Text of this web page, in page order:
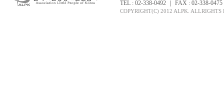
TEL : 02-338-0492 ｜ FAX : 02-338-
COPYRIGHT(C) 2012 ALPK. ALLRIGHTS